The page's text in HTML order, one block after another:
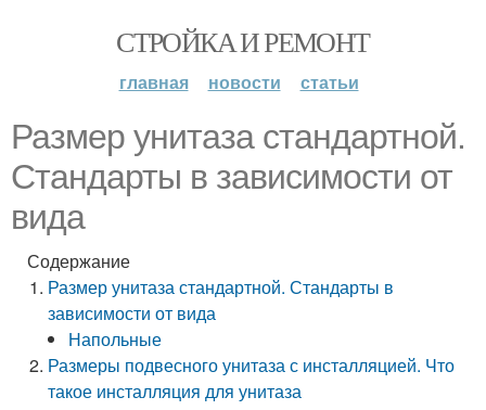
СТРОЙКА И РЕМОНТ
главная новости статьи
Размер унитаза стандартной.
Стандарты в зависимости от
вида
Содержание
Размер унитаза стандартной. Стандарты в
зависимости от вида
Напольные
Размеры подвесного унитаза с инсталляцией. Что
такое инсталляция для унитаза